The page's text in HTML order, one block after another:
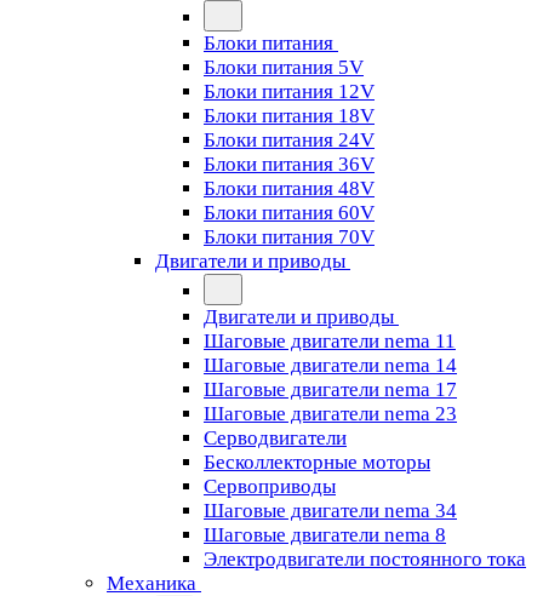
Блоки питания
Блоки питания 5V
Блоки питания 12V
Блоки питания 18V
Блоки питания 24V
Блоки питания 36V
Блоки питания 48V
Блоки питания 60V
Блоки питания 70V
Двигатели и приводы
Двигатели и приводы
Шаговые двигатели nema 11
Шаговые двигатели nema 14
Шаговые двигатели nema 17
Шаговые двигатели nema 23
Cерводвигатели
Бесколлекторные моторы
Сервоприводы
Шаговые двигатели nema 34
Шаговые двигатели nema 8
Электродвигатели постоянного тока
Механика